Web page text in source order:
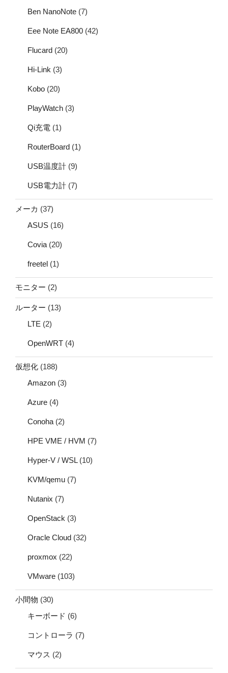
Ben NanoNote (7)
Eee Note EA800 (42)
Flucard (20)
Hi-Link (3)
Kobo (20)
PlayWatch (3)
Qi充電 (1)
RouterBoard (1)
USB温度計 (9)
USB電力計 (7)
メーカ (37)
ASUS (16)
Covia (20)
freetel (1)
モニター (2)
ルーター (13)
LTE (2)
OpenWRT (4)
仮想化 (188)
Amazon (3)
Azure (4)
Conoha (2)
HPE VME / HVM (7)
Hyper-V / WSL(10)
KVM/qemu (7)
Nutanix (7)
OpenStack (3)
Oracle Cloud (32)
proxmox (22)
VMware (103)
小間物 (30)
キーボード (6)
コントローラ (7)
マウス (2)